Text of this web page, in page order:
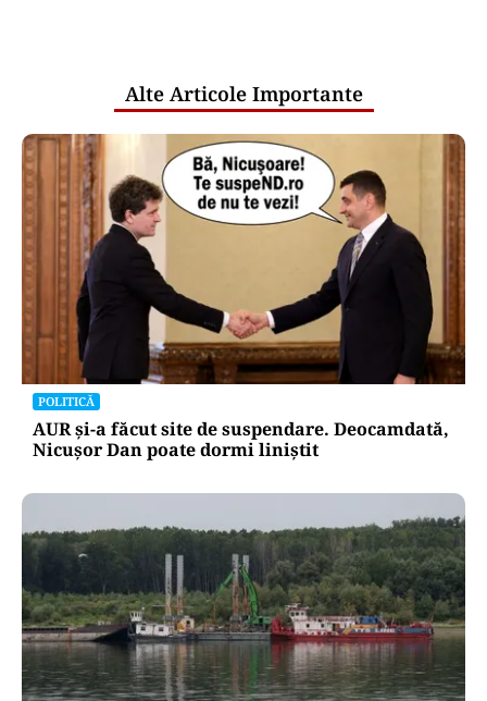
Alte Articole Importante
POLITICĂ
AUR și-a făcut site de suspendare. Deocamdată,
Nicușor Dan poate dormi liniștit